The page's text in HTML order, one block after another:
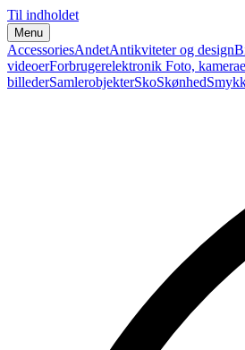
Til indholdet
Menu
AccessoriesAndetAntikviteter og design
videoerForbrugerelektronik Foto,
billederSamlerobjekterSkoSkønhed